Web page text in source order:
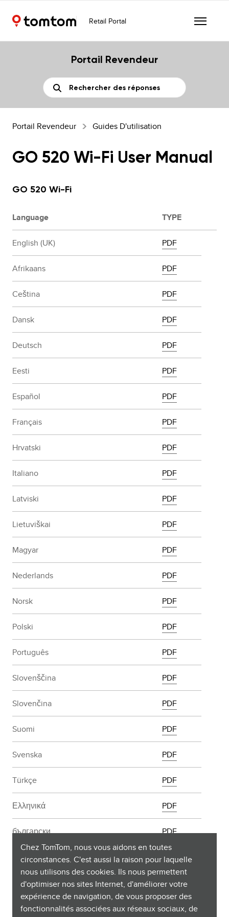
Retail Portal
Chez TomTom, nous vous aidons en toutes
circonstances. C'est aussi la raison pour laquelle
nous utilisons des cookies. Ils nous permettent
d'optimiser nos sites Internet, d'améliorer votre
expérience de navigation, de vous proposer des
fonctionnalités associées aux réseaux sociaux, de
Portail Revendeur
Portail Revendeur Guides D'utilisation
GO 520 Wi-Fi User Manual
GO 520 Wi-Fi
Language TYPE
English (UK) PDF
Afrikaans PDF
Ceština PDF
Dansk PDF
Deutsch PDF
Eesti PDF
Español PDF
Français PDF
Hrvatski PDF
Italiano PDF
Latviski PDF
Lietuviškai PDF
Magyar PDF
Nederlands PDF
Norsk PDF
Polski PDF
Português PDF
Slovenščina PDF
Slovenčina PDF
Suomi PDF
Svenska PDF
Türkçe PDF
Ελληνικά PDF
български PDF
Русский PDF